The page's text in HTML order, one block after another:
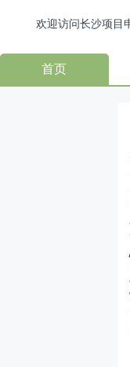
欢迎访问长沙项目
首页